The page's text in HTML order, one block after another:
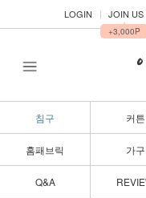
LOGIN JOIN US
▲
+3,000P
침구 커튼
홈패브릭 가구
Q&A